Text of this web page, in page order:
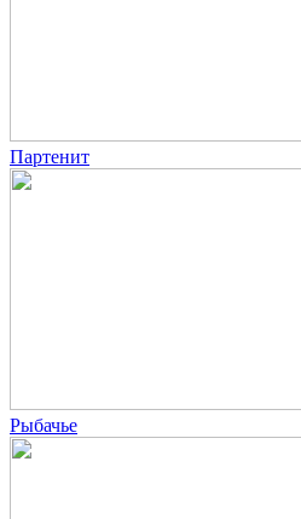
Партенит
Рыбачье